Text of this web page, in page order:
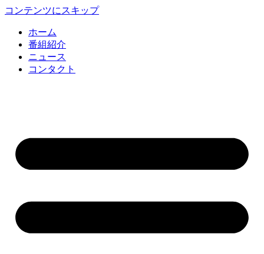
コンテンツにスキップ
ホーム
番組紹介
ニュース
コンタクト